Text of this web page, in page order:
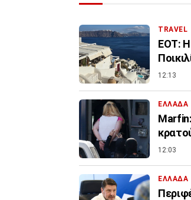
TRAVEL
ΕΟΤ: Η
12:13
ΕΛΛΑΔΑ
12:03
ΕΛΛΑΔΑ